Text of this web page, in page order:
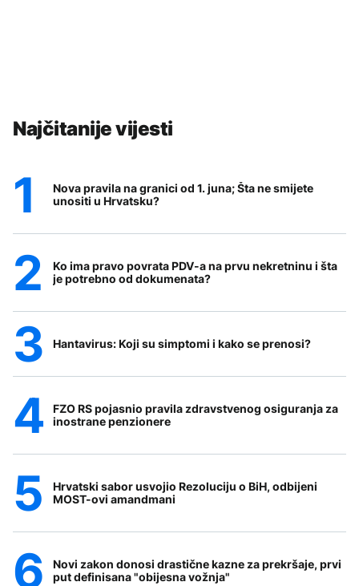
Najčitanije vijesti
Nova pravila na granici od 1. juna; Šta ne smijete
unositi u Hrvatsku?
Ko ima pravo povrata PDV-a na prvu nekretninu i šta
je potrebno od dokumenata?
Hantavirus: Koji su simptomi i kako se prenosi?
FZO RS pojasnio pravila zdravstvenog osiguranja za
inostrane penzionere
Hrvatski sabor usvojio Rezoluciju o BiH, odbijeni
MOST-ovi amandmani
Novi zakon donosi drastične kazne za prekršaje, prvi
put definisana "obijesna vožnja"